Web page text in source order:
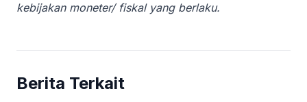
kebijakan moneter/ fiskal yang berlaku.
Berita Terkait